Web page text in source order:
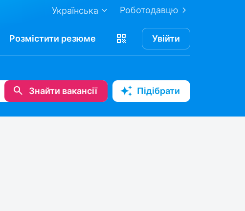
Роботодавцю
Українська
Розмістити резюме Увійти
Знайти вакансії Підібрати